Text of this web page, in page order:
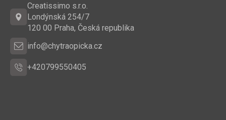
Creatissimo s.r.o.
Londýnská 254/7
120 00 Praha, Česká republika
info@chytraopicka.cz
+420799550405